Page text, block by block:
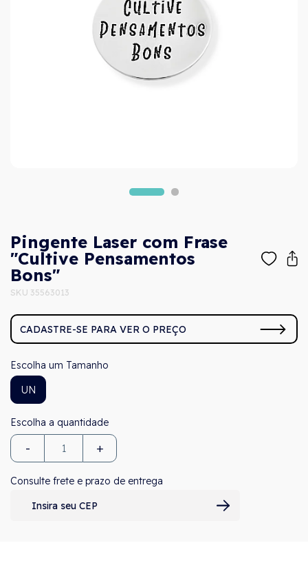
Pingente Laser com Frase
"Cultive Pensamentos
Bons"
SKU 35563013
CADASTRE-SE PARA VER O PREÇO
Tamanho
UN
- +
Consulte frete e prazo de entrega